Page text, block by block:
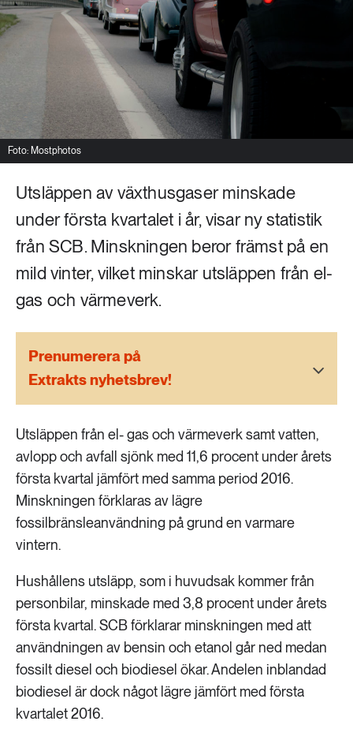
Mat & jordbruk
Social hållbarhet
Transport
Vatten
252 ARTIKLAR
Landsbygd
939 ARTIKLAR
Livsstil & konsumtion
612 ARTIKLAR
Skog
360 ARTIKLAR
Social hållbarhet
189 ARTIKLAR
Transport
Vatten
Foto: Mostphotos
Utsläppen av växthusgaser minskade
under första kvartalet i år, visar ny statistik
från SCB. Minskningen beror främst på en
mild vinter, vilket minskar utsläppen från el-
gas och värmeverk.
Prenumerera på
Extrakts nyhetsbrev!
Utsläppen från el- gas och värmeverk samt vatten,
avlopp och avfall sjönk med 11,6 procent under årets
första kvartal jämfört med samma period 2016.
Minskningen förklaras av lägre
fossilbränsleanvändning på grund en varmare
vintern.
Hushållens utsläpp, som i huvudsak kommer från
personbilar, minskade med 3,8 procent under årets
första kvartal. SCB förklarar minskningen med att
användningen av bensin och etanol går ned medan
fossilt diesel och biodiesel ökar. Andelen inblandad
biodiesel är dock något lägre jämfört med första
kvartalet 2016.